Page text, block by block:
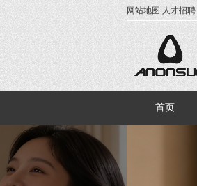
网站地图 人才招聘
首页